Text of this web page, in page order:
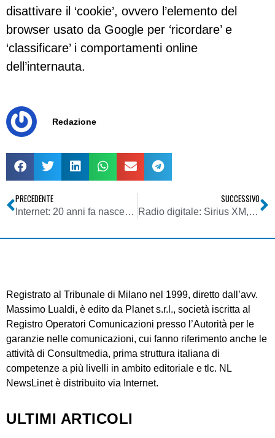
disattivare il ‘cookie’, ovvero l’elemento del
browser usato da Google per ‘ricordare’ e
‘classificare’ i comportamenti online
dell’internauta.
Redazione
PRECEDENTE
Internet: 20 anni fa nasceva il World Wide Web
SUCCESSIVO
Radio digitale: Sirius XM, prima radio universale. E tra poco, iPhone
Registrato al Tribunale di Milano nel 1999, diretto dall’avv.
Massimo Lualdi, è edito da Planet s.r.l., società iscritta al
Registro Operatori Comunicazioni presso l’Autorità per le
garanzie nelle comunicazioni, cui fanno riferimento anche le
attività di Consultmedia, prima struttura italiana di
competenze a più livelli in ambito editoriale e tlc. NL
NewsLinet è distribuito via Internet.
ULTIMI ARTICOLI